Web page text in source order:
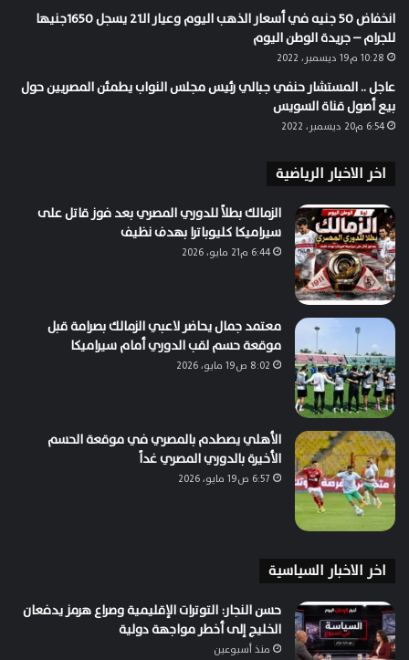
انخفاض 50 جنيه في أسعار الذهب اليوم وعيار الـ21 يسجل 1650جنيها
للجرام – جريدة الوطن اليوم
10:28 م19 ديسمبر، 2022
عاجل .. المستشار حنفي جبالي رئيس مجلس النواب يطمئن المصريين حول
بيع أصول قناة السويس
6:54 م20 ديسمبر، 2022
اخر الاخبار الرياضية
الزمالك بطلاً للدوري المصري بعد فوز قاتل على
سيراميكا كليوباترا بهدف نظيف
6:44 م21 مايو، 2026
معتمد جمال يحاضر لاعبي الزمالك بصرامة قبل
موقعة حسم لقب الدوري أمام سيراميكا
8:02 ص19 مايو، 2026
الأهلي يصطدم بالمصري في موقعة الحسم
الأخيرة بالدوري المصري غداً
6:57 ص19 مايو، 2026
اخر الاخبار السياسية
حسن النجار: التوترات الإقليمية وصراع هرمز يدفعان
الخليج إلى أخطر مواجهة دولية
منذ أسبوعين